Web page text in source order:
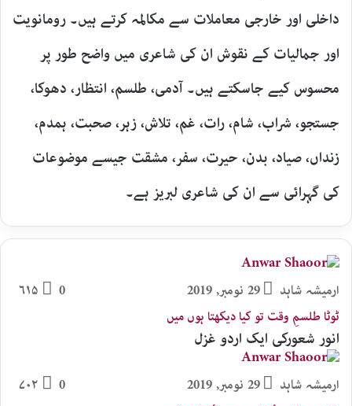
داخلی اور خارجی معاملات سے مکالمہ کرتے ہیں۔ رومانویت
اور جمالیات کے نقوش ان کی شاعری میں واضح طور پر
محسوس کیے جاسکتے ہیں۔ آدمی، طلسم، انتظار، دھوکا،
جستجو، شراب، شام، رات، غم، تلاش، زہر، صحبت، ہمدم،
زنداں، صیاد، بدن، حیرت، سفر، مشقت جیسے موضوعات
کی گہرائی سے ان کی شاعری لبریز ہے۔
ارمیشہ شاہد 29 نومبر, 2019 0
ٹوٹا طلسمِ وقت تو کیا دیکھتا ہوں میں
انور شعورکی ایک اردو غزل
ارمیشہ شاہد 29 نومبر, 2019 0